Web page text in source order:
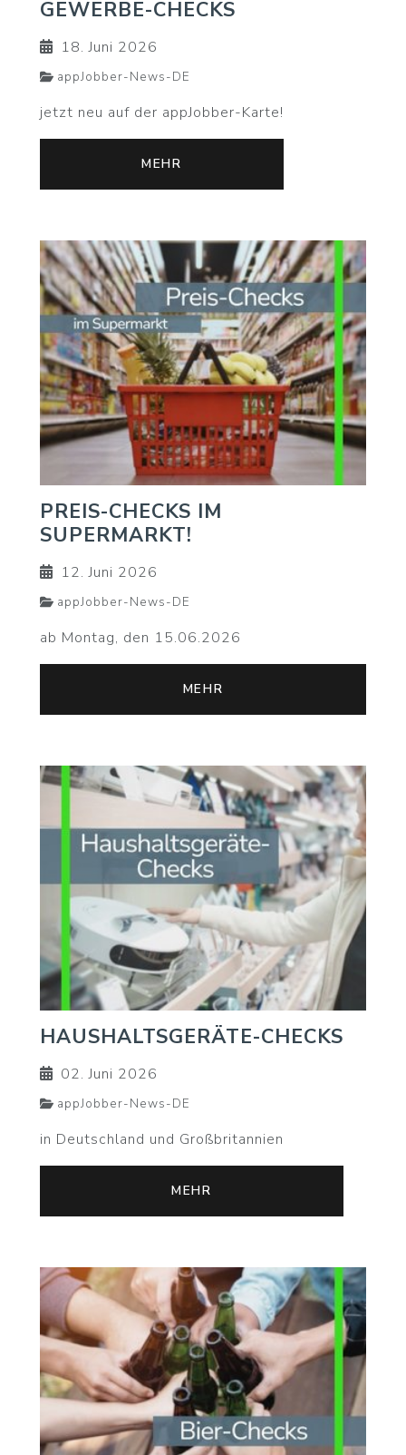
GEWERBE-CHECKS
18. Juni 2026
appJobber-News-DE
jetzt neu auf der appJobber-Karte!
MEHR
PREIS-CHECKS IM
SUPERMARKT!
12. Juni 2026
appJobber-News-DE
ab Montag, den 15.06.2026
MEHR
HAUSHALTSGERÄTE-CHECKS
02. Juni 2026
appJobber-News-DE
in Deutschland und Großbritannien
MEHR